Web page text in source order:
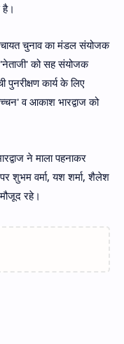
चुनाव का मंडल संयोजक
'नेताजी' को सह संयोजक
पुनरीक्षण कार्य के लिए
व आकाश भारद्वाज को
ने माला पहनाकर
शुभम वर्मा, यश शर्मा, शैलेश
मौजूद रहे।